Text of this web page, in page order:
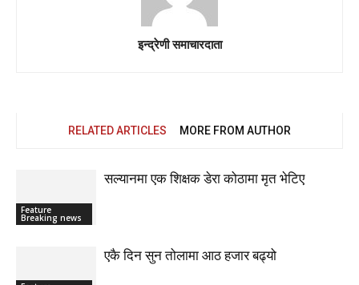
इन्द्रेणी समाचारदाता
RELATED ARTICLES MORE FROM AUTHOR
Feature
Breaking news
सल्यानमा एक शिक्षक डेरा कोठामा मृत भेटिए
एकै दिन सुन तोलामा आठ हजार बढ्यो